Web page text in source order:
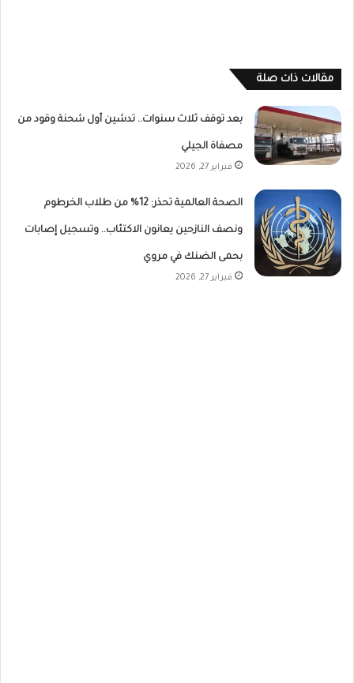
مقالات ذات صلة
بعد توقف ثلاث سنوات.. تدشين أول شحنة وقود من
مصفاة الجيلي
فبراير 27, 2026
الصحة العالمية تحذر: 12% من طلاب الخرطوم
ونصف النازحين يعانون الاكتئاب.. وتسجيل إصابات
بحمى الضنك في مروي
فبراير 27, 2026